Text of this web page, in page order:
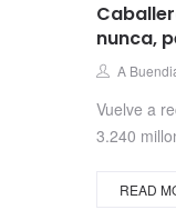
nunca,
Author
A
Vuelve a
3.240
READ